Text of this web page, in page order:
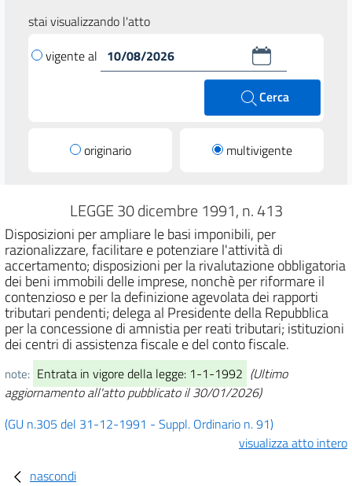
stai visualizzando l'atto
vigente al
Cerca
originario multivigente
LEGGE 30 dicembre 1991, n. 413
Disposizioni per ampliare le basi imponibili, per
razionalizzare, facilitare e potenziare l'attività di
accertamento; disposizioni per la rivalutazione obbligatoria
dei beni immobili delle imprese, nonchè per riformare il
contenzioso e per la definizione agevolata dei rapporti
tributari pendenti; delega al Presidente della Repubblica
per la concessione di amnistia per reati tributari; istituzioni
dei centri di assistenza fiscale e del conto fiscale.
note: Entrata in vigore della legge: 1-1-1992 (Ultimo
aggiornamento all'atto pubblicato il 30/01/2026)
(GU n.305 del 31-12-1991 - Suppl. Ordinario n. 91)
visualizza atto intero
nascondi